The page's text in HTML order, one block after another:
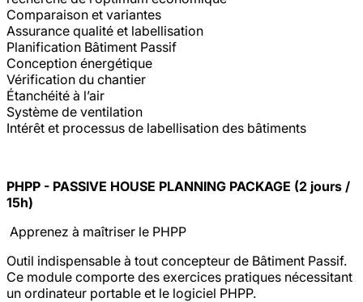
Comparaison et variantes
Assurance qualité et labellisation
Planification Bâtiment Passif
Conception énergétique
Vérification du chantier
Étanchéité à l’air
Système de ventilation
Intérêt et processus de labellisation des bâtiments
PHPP - PASSIVE HOUSE PLANNING PACKAGE (2 jours /
15h)
Apprenez à maîtriser le PHPP
Outil indispensable à tout concepteur de Bâtiment Passif.
Ce module comporte des exercices pratiques nécessitant
un ordinateur portable et le logiciel PHPP.